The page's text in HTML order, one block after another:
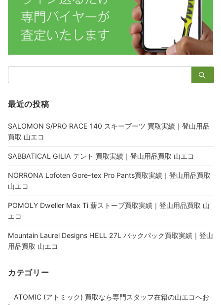
索：
最近の投稿
SALOMON S/PRO RACE 140 スキーブーツ 買取実績｜登山用品
買取 山エコ
SABBATICAL GILIA テント 買取実績｜登山用品買取 山エコ
NORRONA Lofoten Gore-tex Pro Pants買取実績｜登山用品買取
山エコ
POMOLY Dweller Max Ti 薪ストーブ買取実績｜登山用品買取 山
エコ
Mountain Laurel Designs HELL 27L バックパック買取実績｜登山
用品買取 山エコ
カテゴリー
ATOMIC (アトミック) 買取なら専門スタッフ在籍の山エコへお